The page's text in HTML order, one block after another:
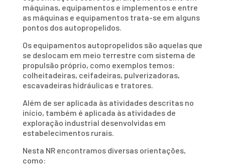
máquinas, equipamentos e implementos e entre
as máquinas e equipamentos trata-se em alguns
pontos dos autopropelidos.
Os equipamentos autopropelidos são aquelas que
se deslocam em meio terrestre com sistema de
propulsão próprio, como exemplos temos:
colheitadeiras, ceifadeiras, pulverizadoras,
escavadeiras hidráulicas e tratores.
Além de ser aplicada às atividades descritas no
início, também é aplicada às atividades de
exploração industrial desenvolvidas em
estabelecimentos rurais.
Nesta NR encontramos diversas orientações,
como: